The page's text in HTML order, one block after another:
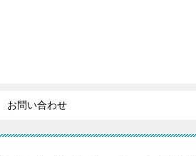
お問い合わせ